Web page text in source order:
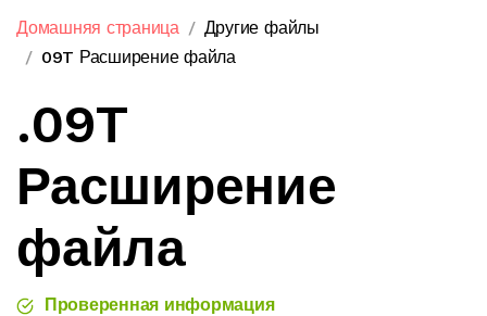
Домашняя страница
Другие файлы
09T Расширение файла
.09T
Расширение
файла
Проверенная информация